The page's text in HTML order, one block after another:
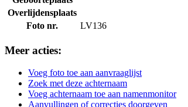
Overlijdensplaats
Foto nr.
LV136
Meer acties:
Voeg foto toe aan aanvraaglijst
Zoek met deze achternaam
Voeg achternaam toe aan namenmonitor
Aanvullingen of correcties doorgeven